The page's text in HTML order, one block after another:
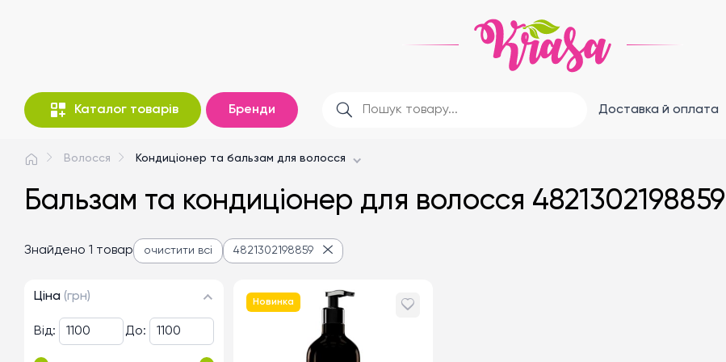
Каталог товарів Бренди Доставка й оплата
Волосся Кондиціонер та бальзам для волосся
Бальзам та кондиціонер для волосся 4821302198859
Знайдено 1 товар очистити всі 4821302198859
Ціна (грн)
Від: До:
Новинка